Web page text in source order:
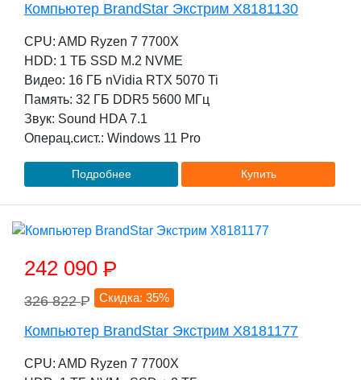
Компьютер BrandStar Экстрим X8181130
CPU: AMD Ryzen 7 7700X
HDD: 1 TБ SSD M.2 NVME
Видео: 16 ГБ nVidia RTX 5070 Ti
Память: 32 ГБ DDR5 5600 МГц
Звук: Sound HDA 7.1
Операц.сист.: Windows 11 Pro
Подробнее Купить
242 090 P
326 822P Скидка: 35%
Компьютер BrandStar Экстрим X8181177
CPU: AMD Ryzen 7 7700X